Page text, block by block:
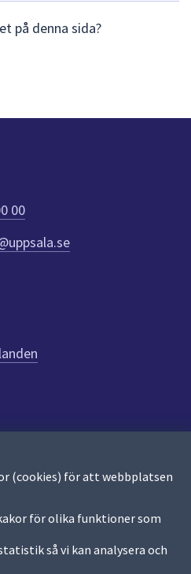
(cookies) för att webbplatsen
för olika funktioner som
så vi kan analysera och
på denna sida?
00